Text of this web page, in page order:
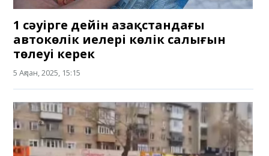
1 сәуірге дейін Қазақстандағы
автокөлік иелері көлік салығын
төлеуі керек
5 Ақпан, 2025, 15:15